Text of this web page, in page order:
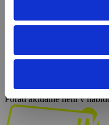
Dokument je krásnou
rôznych častí sveta.
ktorá ich viedla k tomu,
katolícki kňazi. Film je
Zobrazit více
Režie: Maciej Bruno
Pořad aktuálně není v